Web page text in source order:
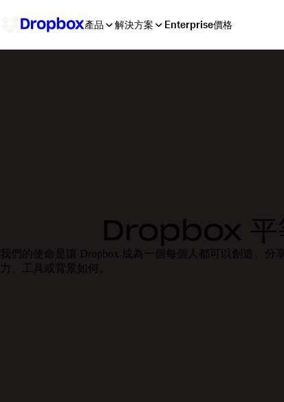
產品 解決方案 Enterprise價格
Dropbox 平
我們的使命是讓 Dropbox 成為一個每個人都可以創造、
力、工具或背景如何。